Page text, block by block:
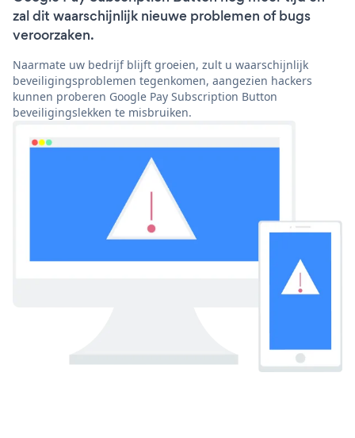
zal dit waarschijnlijk nieuwe problemen of bugs
veroorzaken.
Naarmate uw bedrijf blijft groeien, zult u waarschijnlijk
beveiligingsproblemen tegenkomen, aangezien hackers
kunnen proberen Google Pay Subscription Button
beveiligingslekken te misbruiken.